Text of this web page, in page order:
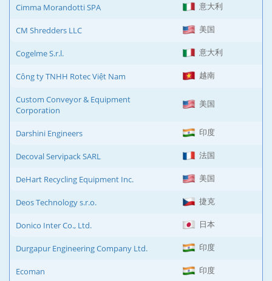
Cimma Morandotti SPA 意大利
CM Shredders LLC 美国
Cogelme S.r.l. 意大利
Công ty TNHH Rotec Việt Nam 越南
Custom Conveyor & Equipment
Corporation
美国
Darshini Engineers 印度
Decoval Servipack SARL 法国
DeHart Recycling Equipment Inc. 美国
Deos Technology s.r.o. 捷克
Donico Inter Co., Ltd. 日本
Durgapur Engineering Company Ltd. 印度
Ecoman 印度